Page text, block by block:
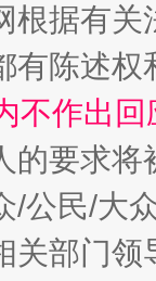
根据有
有陈述
不作出
的要求将
/公民/大
关部门